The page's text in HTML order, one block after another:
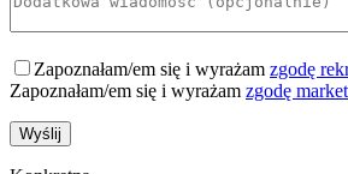
Zapoznałam/em się i wyrażam zgodę
Zapoznałam/em się i wyrażam zgodę